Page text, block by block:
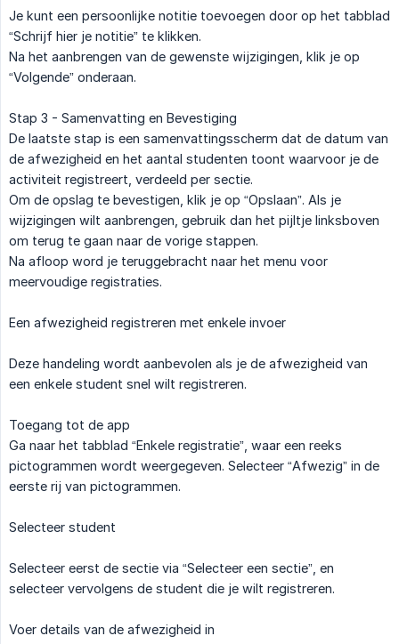
Je kunt een persoonlijke notitie toevoegen door op het tabblad
“Schrijf hier je notitie” te klikken.
Na het aanbrengen van de gewenste wijzigingen, klik je op
“Volgende” onderaan.
Stap 3 - Samenvatting en Bevestiging
De laatste stap is een samenvattingsscherm dat de datum van
de afwezigheid en het aantal studenten toont waarvoor je de
activiteit registreert, verdeeld per sectie.
Om de opslag te bevestigen, klik je op “Opslaan”. Als je
wijzigingen wilt aanbrengen, gebruik dan het pijltje linksboven
om terug te gaan naar de vorige stappen.
Na afloop word je teruggebracht naar het menu voor
meervoudige registraties.
Een afwezigheid registreren met enkele invoer
Deze handeling wordt aanbevolen als je de afwezigheid van
een enkele student snel wilt registreren.
Toegang tot de app
Ga naar het tabblad “Enkele registratie”, waar een reeks
pictogrammen wordt weergegeven. Selecteer “Afwezig” in de
eerste rij van pictogrammen.
Selecteer student
Selecteer eerst de sectie via “Selecteer een sectie”, en
selecteer vervolgens de student die je wilt registreren.
Voer details van de afwezigheid in